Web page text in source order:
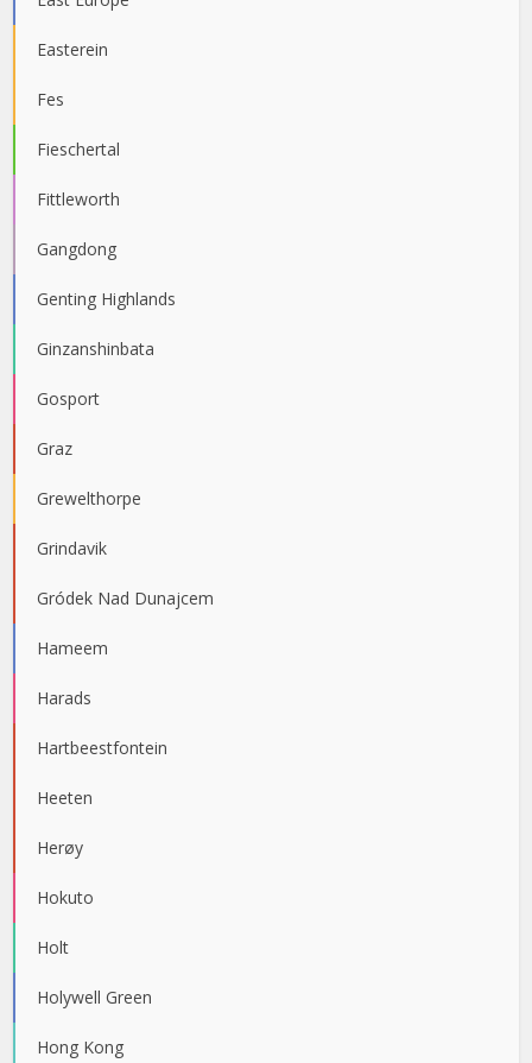
Easterein
Fes
Fieschertal
Fittleworth
Gangdong
Genting Highlands
Ginzanshinbata
Gosport
Graz
Grewelthorpe
Grindavik
Gródek Nad Dunajcem
Hameem
Harads
Hartbeestfontein
Heeten
Herøy
Hokuto
Holt
Holywell Green
Hong Kong